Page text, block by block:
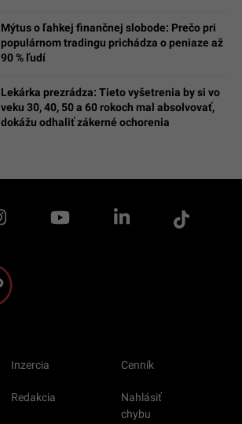
Mýtus o ľahkej finančnej slobode: Prečo pri
populárnom tradingu prichádza o peniaze až
90 % ľudí
Lekárka prezrádza: Tieto vyšetrenia by si vo
veku 30, 40, 50 a 60 rokoch mal absolvovať,
dokážu odhaliť zákerné ochorenia
Inzercia Cenník
Redakcia
Nahlásiť
chybu